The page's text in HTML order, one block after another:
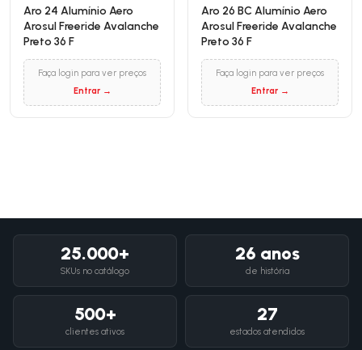
Aro 24 Alumínio Aero
Arosul Freeride Avalanche
Preto 36 F
Faça login para ver preços
Entrar →
Aro 26 BC Alumínio Aero
Arosul Freeride Avalanche
Preto 36 F
Faça login para ver preços
Entrar →
25.000+
SKUs no catálogo
26 anos
de história
500+
clientes ativos
27
estados atendidos